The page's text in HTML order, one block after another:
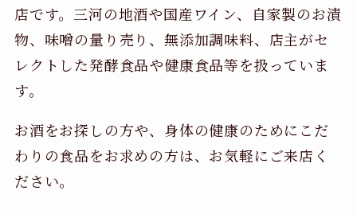
店です。三河の地酒や国産ワイン、自家製のお漬
物、味噌の量り売り、無添加調味料、店主がセ
レクトした発酵食品や健康食品等を扱っていま
す。
お酒をお探しの方や、身体の健康のためにこだ
わりの食品をお求めの方は、お気軽にご来店く
ださい。